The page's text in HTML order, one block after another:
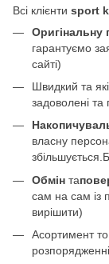
Всі клієнти sport
Оригінальну
гарантуємо
сайті)
Швидкий та
задоволені
власну
Обмін та
сам на сам із
вирішити)
Асортимент